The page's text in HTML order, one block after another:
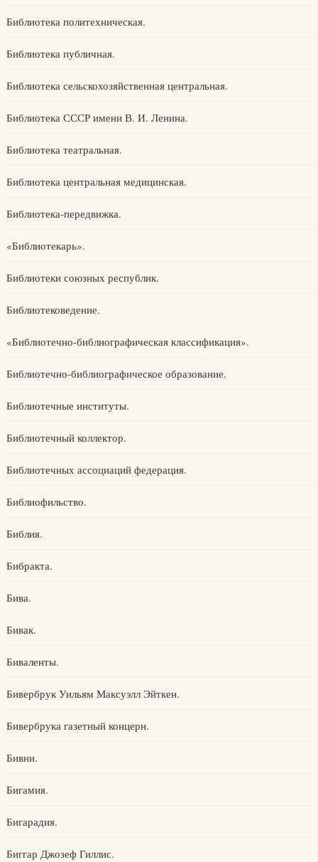
Библиотека политехническая.
Библиотека публичная.
Библиотека сельскохозяйственная центральная.
Библиотека СССР имени В. И. Ленина.
Библиотека театральная.
Библиотека центральная медицинская.
Библиотека-передвижка.
«Библиотекарь».
Библиотеки союзных республик.
Библиотековедение.
«Библиотечно-библиографическая классификация».
Библиотечно-библиографическое образование.
Библиотечные институты.
Библиотечный коллектор.
Библиотечных ассоциаций федерация.
Библиофильство.
Библия.
Бибракта.
Бива.
Бивак.
Биваленты.
Бивербрук Уильям Максуэлл Эйткен.
Бивербрука газетный концерн.
Бивни.
Бигамия.
Бигарадия.
Биггар Джозеф Гиллис.